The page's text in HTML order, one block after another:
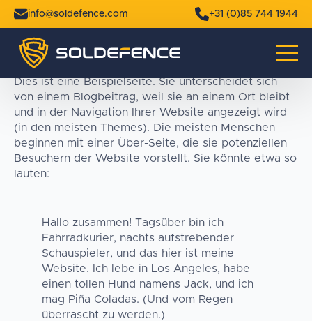
info@soldefence.com +31 (0)85 744 1944
Dies ist eine Beispielseite. Sie unterscheidet sich
von einem Blogbeitrag, weil sie an einem Ort bleibt
und in der Navigation Ihrer Website angezeigt wird
(in den meisten Themes). Die meisten Menschen
beginnen mit einer Über-Seite, die sie potenziellen
Besuchern der Website vorstellt. Sie könnte etwa so
lauten:
Hallo zusammen! Tagsüber bin ich
Fahrradkurier, nachts aufstrebender
Schauspieler, und das hier ist meine
Website. Ich lebe in Los Angeles, habe
einen tollen Hund namens Jack, und ich
mag Piña Coladas. (Und vom Regen
überrascht zu werden.)